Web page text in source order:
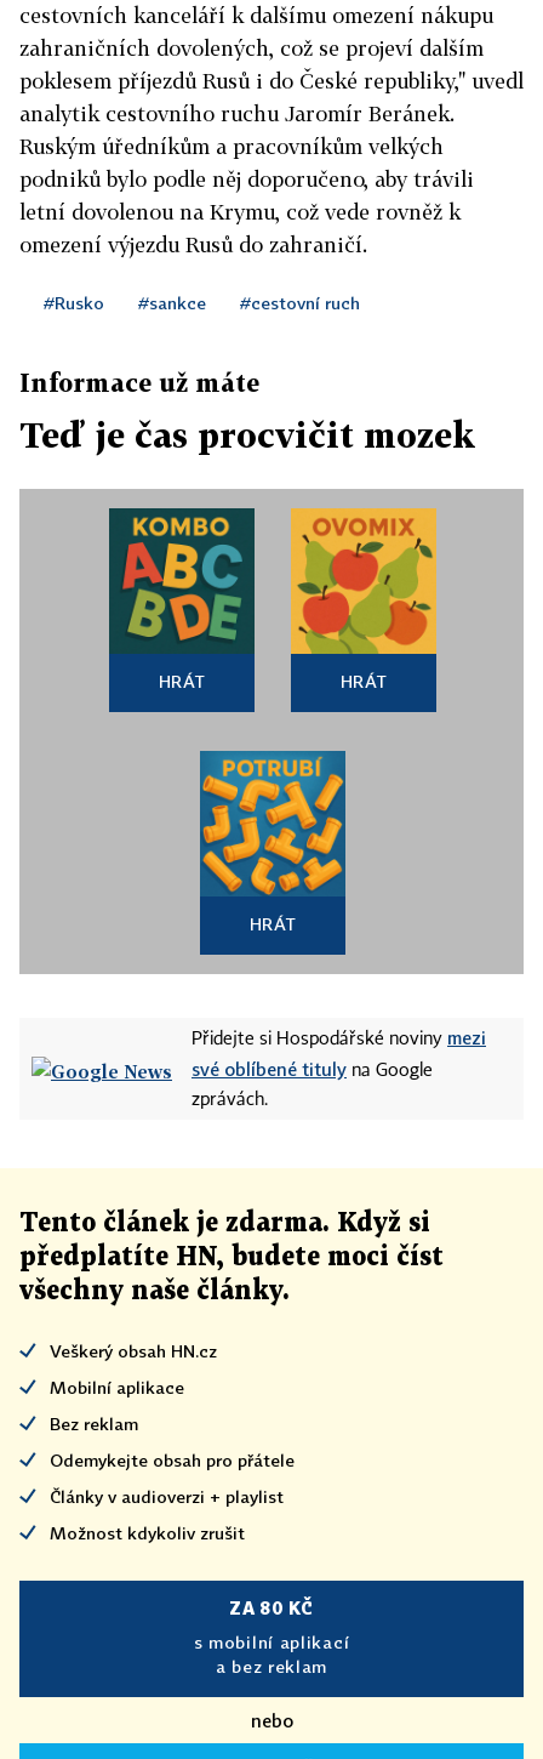
cestovních kanceláří k dalšímu omezení nákupu
zahraničních dovolených, což se projeví dalším
poklesem příjezdů Rusů i do České republiky," uvedl
analytik cestovního ruchu Jaromír Beránek.
Ruským úředníkům a pracovníkům velkých
podniků bylo podle něj doporučeno, aby trávili
letní dovolenou na Krymu, což vede rovněž k
omezení výjezdu Rusů do zahraničí.
#Rusko #sankce #cestovní ruch
Informace už máte
Teď je čas procvičit mozek
HRÁT HRÁT
HRÁT
Přidejte si Hospodářské noviny mezi
své oblíbené tituly na Google
zprávách.
Tento článek je zdarma. Když si
předplatíte HN, budete moci číst
všechny naše články.
Veškerý obsah HN.cz
Mobilní aplikace
Bez reklam
Odemykejte obsah pro přátele
Články v audioverzi + playlist
Možnost kdykoliv zrušit
ZA 80 KČ
s mobilní aplikací
a bez reklam
nebo